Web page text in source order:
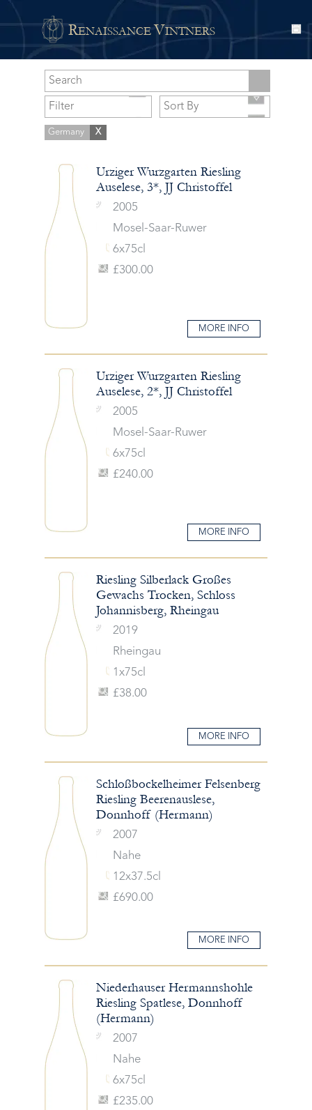
RENAISSANCE VINTNERS
Germany X
Urziger Wurzgarten Riesling
Auselese, 3*, JJ Christoffel
2005
Mosel-Saar-Ruwer
6x75cl
£300.00
MORE INFO
Urziger Wurzgarten Riesling
Auselese, 2*, JJ Christoffel
2005
Mosel-Saar-Ruwer
6x75cl
£240.00
MORE INFO
Riesling Silberlack Großes
Gewachs Trocken, Schloss
Johannisberg, Rheingau
2019
Rheingau
1x75cl
£38.00
MORE INFO
Schloßbockelheimer Felsenberg
Riesling Beerenauslese,
Donnhoff (Hermann)
2007
Nahe
12x37.5cl
£690.00
MORE INFO
Niederhauser Hermannshohle
Riesling Spatlese, Donnhoff
(Hermann)
2007
Nahe
6x75cl
£235.00